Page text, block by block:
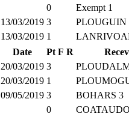
0 Exempt 1
13/03/2019 3 PLOUGUIN
13/03/2019 1
Date Pt F R
20/03/2019 3
20/03/2019 1
09/05/2019 3 BOHARS 3
0